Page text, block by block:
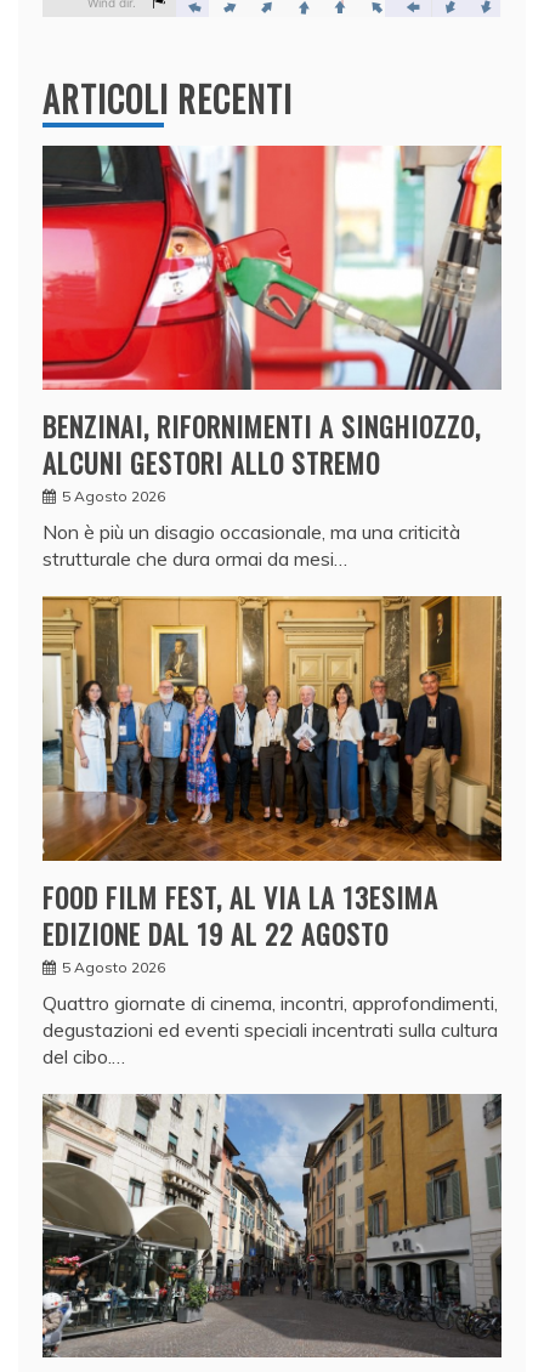
ARTICOLI RECENTI
BENZINAI, RIFORNIMENTI A SINGHIOZZO,
ALCUNI GESTORI ALLO STREMO
5 Agosto 2026
Non è più un disagio occasionale, ma una criticità
strutturale che dura ormai da mesi…
FOOD FILM FEST, AL VIA LA 13ESIMA
EDIZIONE DAL 19 AL 22 AGOSTO
5 Agosto 2026
Quattro giornate di cinema, incontri, approfondimenti,
degustazioni ed eventi speciali incentrati sulla cultura
del cibo.…